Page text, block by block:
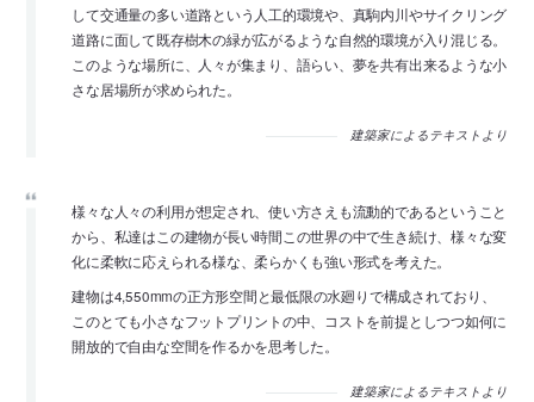
して交通量の多い道路という人工的環境や、真駒内川やサイクリング
道路に面して既存樹木の緑が広がるような自然的環境が入り混じる。
このような場所に、人々が集まり、語らい、夢を共有出来るような小
さな居場所が求められた。
建築家によるテキストより
様々な人々の利用が想定され、使い方さえも流動的であるということ
から、私達はこの建物が長い時間この世界の中で生き続け、様々な変
化に柔軟に応えられる様な、柔らかくも強い形式を考えた。
建物は4,550mmの正方形空間と最低限の水廻りで構成されており、
このとても小さなフットプリントの中、コストを前提としつつ如何に
開放的で自由な空間を作るかを思考した。
建築家によるテキストより